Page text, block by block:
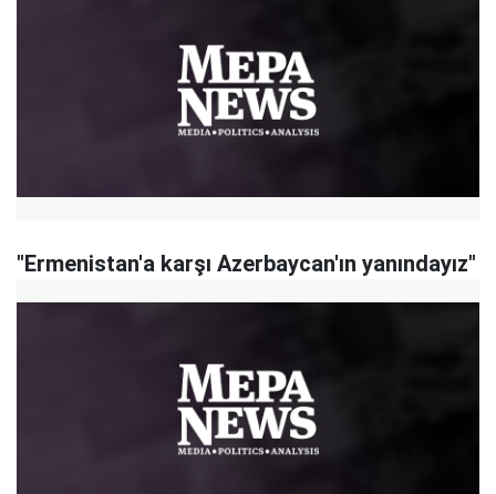
"Ermenistan'a karşı Azerbaycan'ın yanındayız"